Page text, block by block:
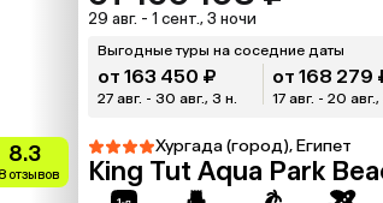
29 авг. - 1 сент., 3 ночи
Выгодные туры на соседние даты
от 163 450 ₽
27 авг. - 30 авг., 3 н.
от 168 279
17 авг. - 20 авг.,
8.3
отзывов
Хургада (город), Египет
King Tut Aqua Park